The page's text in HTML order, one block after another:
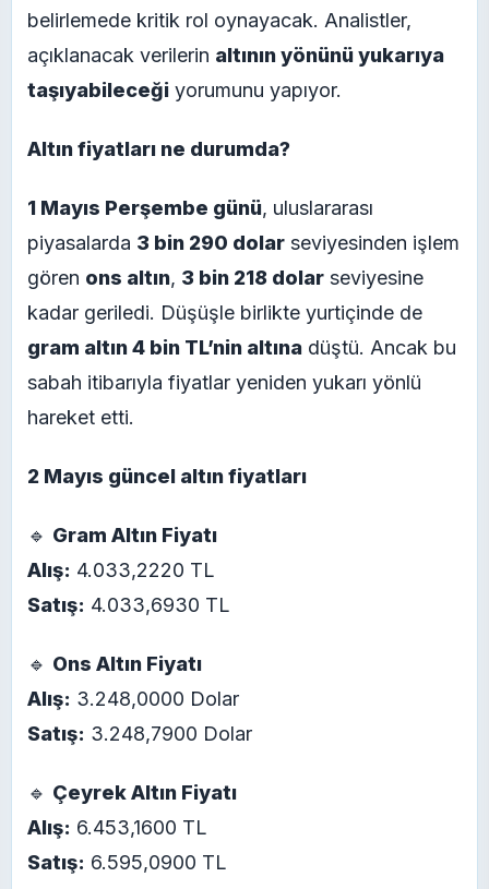
belirlemede kritik rol oynayacak. Analistler,
açıklanacak verilerin altının yönünü yukarıya
taşıyabileceği yorumunu yapıyor.
Altın fiyatları ne durumda?
1 Mayıs Perşembe günü, uluslararası
piyasalarda 3 bin 290 dolar seviyesinden işlem
gören ons altın, 3 bin 218 dolar seviyesine
kadar geriledi. Düşüşle birlikte yurtiçinde de
gram altın 4 bin TL’nin altına düştü. Ancak bu
sabah itibarıyla fiyatlar yeniden yukarı yönlü
hareket etti.
2 Mayıs güncel altın fiyatları
🔹 Gram Altın Fiyatı
Alış: 4.033,2220 TL
Satış: 4.033,6930 TL
🔹 Ons Altın Fiyatı
Alış: 3.248,0000 Dolar
Satış: 3.248,7900 Dolar
🔹 Çeyrek Altın Fiyatı
Alış: 6.453,1600 TL
Satış: 6.595,0900 TL